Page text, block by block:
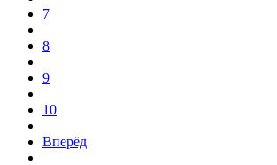
7
8
9
10
Вперёд